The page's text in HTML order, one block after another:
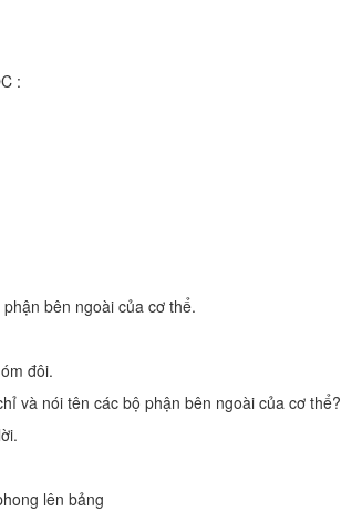
:
bên ngoài của cơ thể.
đôi.
và nói tên các bộ phận bên ngoài của cơ thể?
lên bảng